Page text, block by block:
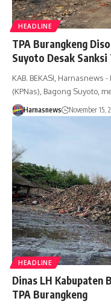
HEADLINE
TPA Burangkeng
Suyoto Desak Sanksi
KAB. BEKASI, Harnasnews
(KPNas), Bagong Suyoto,
Harnasnews November 15,
HEADLINE
Dinas LH Kabupaten
TPA Burangkeng